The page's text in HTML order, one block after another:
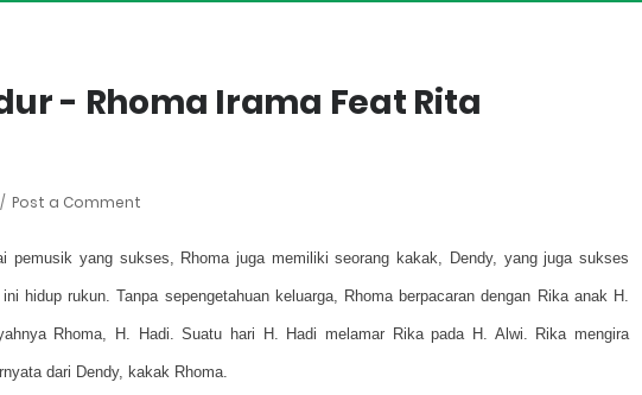
- Rhoma Irama Feat Rita
Post a Comment
pemusik yang sukses, Rhoma juga memiliki seorang kakak, Dendy, yang juga sukses
hidup rukun. Tanpa sepengetahuan keluarga, Rhoma berpacaran dengan Rika anak H.
Rhoma, H. Hadi. Suatu hari H. Hadi melamar Rika pada H. Alwi. Rika mengira
dari Dendy, kakak Rhoma.